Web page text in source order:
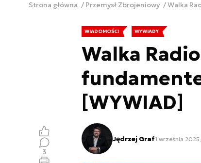
Strona główna Przemysł Zbrojeniowy Walka
WIADOMOŚCI WYWIADY
Walka
[WYWIAD]
Jędrzej Graf1 września
3